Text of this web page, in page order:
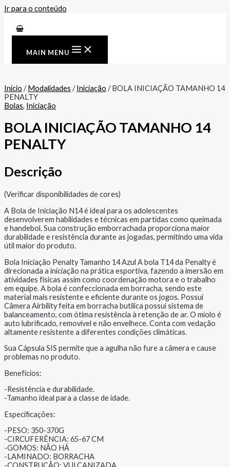
Ir para o conteúdo
MAIN MENU
Início /Modalidades /Iniciação / BOLA INICIAÇÃO TAMANHO 14
PENALTY
Bolas, Iniciação
BOLA INICIAÇÃO TAMANHO 14
PENALTY
Descrição
(Verificar disponibilidades de cores)
A Bola de Iniciação N14 é ideal para os adolescentes
desenvolverem habilidades e técnicas em partidas como queimada
e handebol. Sua construção emborrachada proporciona maior
durabilidade e resistência durante as jogadas, permitindo uma vida
útil maior do produto.
Bola Iniciação Penalty Tamanho 14 Azul A bola T14 da Penalty é
direcionada a iniciação na prática esportiva, fazendo a imersão em
atividades físicas assim como coordenação motora e o trabalho
em equipe. A bola é confeccionada em borracha, sendo este
material mais resistente e eficiente durante os jogos. Possui
Câmera Airbility feita em borracha butílica possui sistema de
balanceamento, com ótima resistência à retenção de ar. O miolo é
auto lubrificado, removível e não envelhece. Conta com vedação
altamente resistente a diferentes condições climáticas.
Sua Cápsula SIS permite que a agulha não fure a câmera e cause
problemas no produto.
Benefícios:
-Resistência e durabilidade.
-Tamanho ideal para a classe de idade.
Especificações:
-PESO: 350-370G
-CIRCUFERÊNCIA: 65-67 CM
-GOMOS: NÃO HÁ
-LAMINADO: BORRACHA